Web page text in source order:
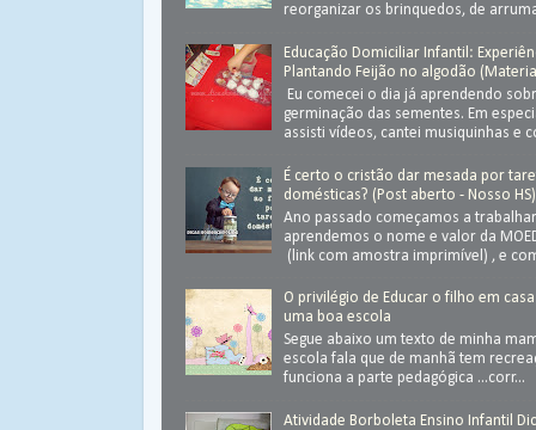
reorganizar os brinquedos, de
Educação Domiciliar Infantil:
Plantando Feijão no algodão
Eu comecei o dia já aprendendo
germinação das sementes. Em
assisti vídeos, cantei musiquinhas e
É certo o cristão dar mesada por
domésticas? (Post aberto - Nosso HS)
Ano passado começamos a
aprendemos o nome e valor da
(link com amostra imprimível) , e
O privilégio de Educar o filho em
uma boa escola
Segue abaixo um texto de minha
escola fala que de manhã tem
funciona a parte pedagógica ...corr...
Atividade Borboleta Ensino Infantil